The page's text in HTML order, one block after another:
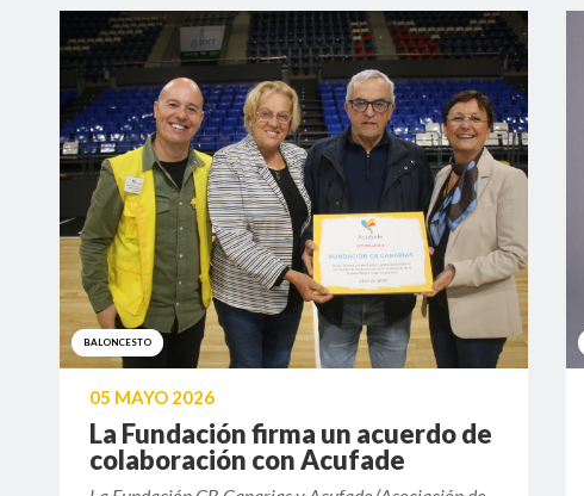
BALONCESTO
05 MAYO 2026
La Fundación firma un acuerdo de
colaboración con Acufade